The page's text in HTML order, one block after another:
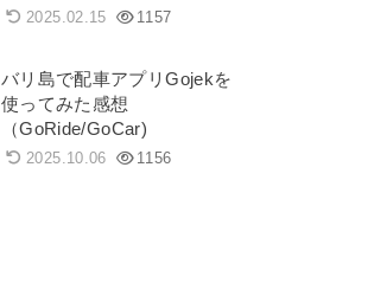
2025.02.15 1157
バリ島で配車アプリGojekを
使ってみた感想
（GoRide/GoCar)
2025.10.06 1156